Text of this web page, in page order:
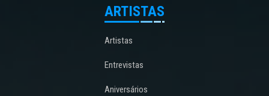
ARTISTAS
Artistas
Entrevistas
Aniversários